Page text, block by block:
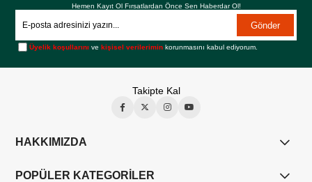
Hemen Kayıt Ol Fırsatlardan Önce Sen Haberdar Ol!
Gönder
Üyelik koşullarını vekişisel verilerimin korunmasını kabul ediyorum.
Takipte Kal
HAKKIMIZDA
POPÜLER KATEGORİLER